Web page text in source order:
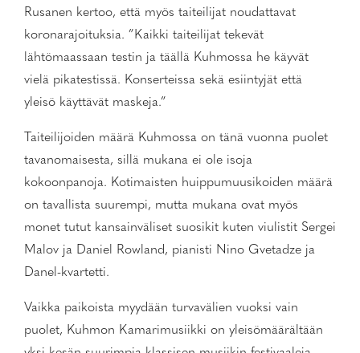
Rusanen kertoo, että myös taiteilijat noudattavat
koronarajoituksia. ”Kaikki taiteilijat tekevät
lähtömaassaan testin ja täällä Kuhmossa he käyvät
vielä pikatestissä. Konserteissa sekä esiintyjät että
yleisö käyttävät maskeja.”
Taiteilijoiden määrä Kuhmossa on tänä vuonna puolet
tavanomaisesta, sillä mukana ei ole isoja
kokoonpanoja. Kotimaisten huippumuusikoiden määrä
on tavallista suurempi, mutta mukana ovat myös
monet tutut kansainväliset suosikit kuten viulistit Sergei
Malov ja Daniel Rowland, pianisti Nino Gvetadze ja
Danel-kvartetti.
Vaikka paikoista myydään turvavälien vuoksi vain
puolet, Kuhmon Kamarimusiikki on yleisömäärältään